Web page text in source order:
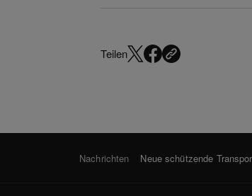
Teilen
Nachrichten Neue schützende